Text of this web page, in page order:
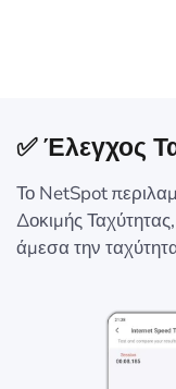
✅ Έλεγχος
Το NetSpot
Δοκιμής
άμεσα την